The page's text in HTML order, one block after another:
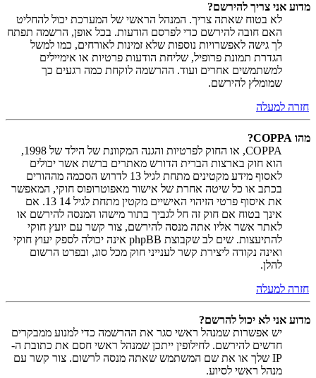
מדוע אני צריך להירשם?
לא בטוח שאתה צריך. המנהל הראשי של המערכת יכול להחליט
האם חובה להירשם כדי לפרסם הודעות. בכל אופן, הרשמה תפתח
לך גישה לאפשרויות נוספות שלא זמינות לאורחים, כמו למשל
הגדרת תמונת פרופיל, שליחת הודעות פרטיות או אימיילים
למשתמשים אחרים ועוד. ההרשמה לוקחת כמה רגעים כך
שמומלץ להירשם.
חזרה למעלה
מהו COPPA?
COPPA, או החוק לפרטיות והגנה המקוונת של הילד של 1998,
הוא חוק בארצות הברית הדורש מאתרים ברשת אשר יכולים
לאסוף מידע מקטינים מתחת לגיל 13 לדרוש הסכמה מההורים
בכתב או כל שיטה אחרת של אישור מאפוטרופוס חוקי, המאפשר
את איסוף פרטי הזיהוי האישיים מקטין מתחת לגיל 14 13. אם
אינך בטוח אם חוק זה חל לגביך בתור מישהו המנסה להירשם או
לאתר אשר אליו אתה מנסה להירשם, צור קשר עם יועץ חוקי
להתיעצות. שים לב שקבוצת phpBB אינה יכולה לספק יעוץ חוקי
ואינה נקודה ליצירת קשר לענייני חוק מכל סוג, ובפרט הרשום
להלן.
חזרה למעלה
מדוע אני לא יכול להרשם?
יש אפשרות שמנהל ראשי סגר את ההרשמה כדי למנוע ממבקרים
חדשים להירשם. לחילופין ייתכן שמנהל ראשי חסם את כתובת ה-
IP שלך או את שם המשתמש שאתה מנסה לרשום. צור קשר עם
מנהל ראשי לסיוע.